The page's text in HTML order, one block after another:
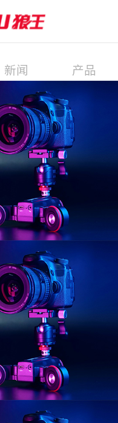
新闻 产品